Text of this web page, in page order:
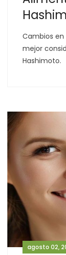
Cambios
mejor
Hashimoto.
agosto 02,